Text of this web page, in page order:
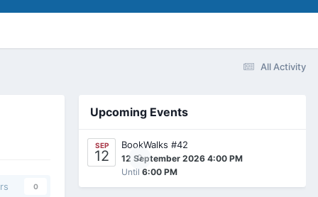
All Activity
0
Upcoming Events
SEP
12 0
BookWalks #42
12 September 2026 4:00 PM
Until 6:00 PM